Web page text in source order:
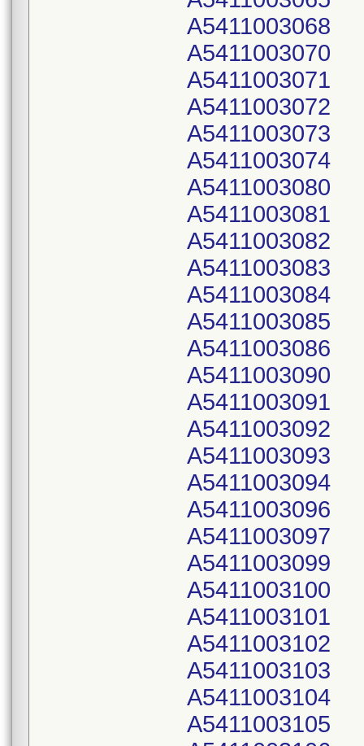
A5411003068
A5411003070
A5411003071
A5411003072
A5411003073
A5411003074
A5411003080
A5411003081
A5411003082
A5411003083
A5411003084
A5411003085
A5411003086
A5411003090
A5411003091
A5411003092
A5411003093
A5411003094
A5411003096
A5411003097
A5411003099
A5411003100
A5411003101
A5411003102
A5411003103
A5411003104
A5411003105